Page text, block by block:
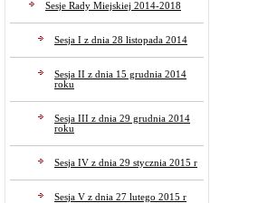
Sesje Rady Miejskiej 2014-2018
Sesja I z dnia 28 listopada 2014
Sesja II z dnia 15 grudnia 2014
roku
Sesja III z dnia 29 grudnia 2014
roku
Sesja IV z dnia 29 stycznia 2015 r
Sesja V z dnia 27 lutego 2015 r